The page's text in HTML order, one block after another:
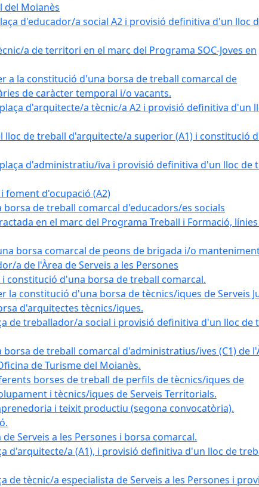
del Moianès
d'educador/a social A2 i provisió definitiva d'un lloc
a de territori en el marc del Programa SOC-Joves en
a la constitució d'una borsa de treball comarcal de
de caràcter temporal i/o vacants.
d'arquitecte/a tècnic/a A2 i provisió definitiva d'un
de treball d'arquitecte/a superior (A1) i constitució
d'administratiu/iva i provisió definitiva d'un lloc de
i foment d'ocupació (A2)
de treball comarcal d'educadors/es socials
en el marc del Programa Treball i Formació, línies
borsa comarcal de peons de brigada i/o
a de l'Àrea de Serveis a les Persones
constitució d'una borsa de treball comarcal.
la constitució d'una borsa de tècnics/iques de Serveis
d'arquitectes tècnics/iques.
de treballador/a social i provisió definitiva d'un lloc de
de treball comarcal d'administratius/ives (C1) de
de Turisme del Moianès.
borses de treball de perfils de tècnics/iques de
i tècnics/iques de Serveis Territorials.
i teixit productiu (segona convocatòria).
Serveis a les Persones i borsa comarcal.
d'arquitecte/a (A1), i provisió definitiva d'un lloc de
tècnic/a especialista de Serveis a les Persones i